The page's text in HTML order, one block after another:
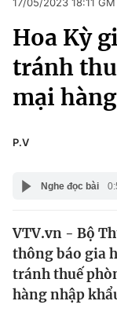
Chuyên mục
Chính trị
Xã hội
Pháp luật
Y tế
Thế giới
Tin tức
Thế giới đó đây
Kinh tế
Pháp luật
Kinh tế
Thể thao
Truyền
Văn hóa -
Hoa Kỳ
tránh
mại
P.V
Nghe đọc bài
VTV.vn - Bộ
thông báo gia
tránh thuế
hàng nhập